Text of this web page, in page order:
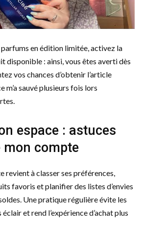
en édition limitée, activez la
disponible : ainsi, vous êtes averti dès
vos chances d’obtenir l’article
m’a sauvé plusieurs fois lors
espace : astuces
mon compte
revient à classer ses préférences,
favoris et planifier des listes d’envies
Une pratique régulière évite les
et rend l’expérience d’achat plus